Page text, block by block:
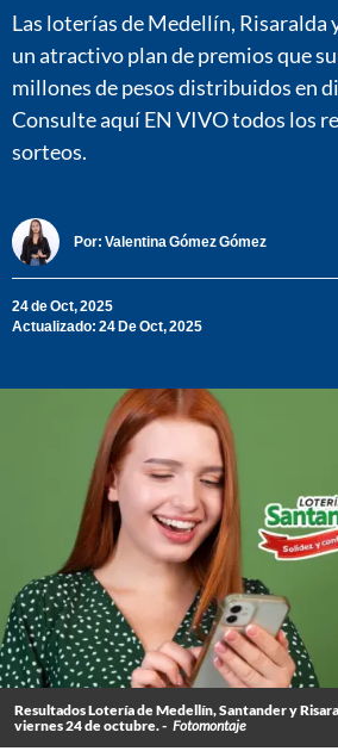
Las loterías de Medellín, Risaralda
un atractivo plan de premios que
millones de pesos distribuidos en
Consulte aquí EN VIVO todos los
sorteos.
Por: Valentina Gómez Gómez
24 de Oct, 2025
Actualizado: 24 De Oct, 2025
Resultados Lotería de Medellín, Santander y
viernes 24 de octubre. - Fotomontaje